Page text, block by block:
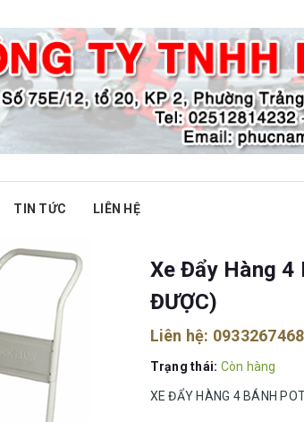
TIN TỨC LIÊN HỆ
Xe Đẩy Hàng 4
ĐƯỢC)
Liên hệ: 0933267468
Trạng thái: Còn hàng
XE ĐẨY HÀNG 4 BÁNH